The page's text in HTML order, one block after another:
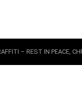
– REST IN PEACE,